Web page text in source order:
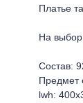
Платье
На выбор
Состав:
Предмет
lwh: